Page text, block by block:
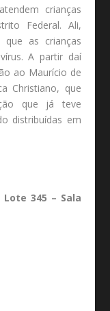
crianças
Federal. Ali,
que as crianças
A partir daí
ao Maurício de
Christiano, que
que já teve
distribuídas em
Lote 345 – Sala